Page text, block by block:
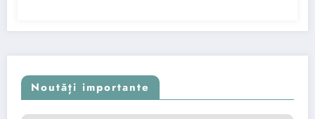
Noutăți importante